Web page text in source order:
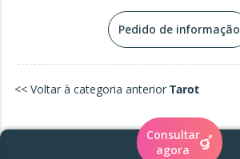
Pedido de informação
<< Voltar à categoria anterior Tarot
Consultar
agora